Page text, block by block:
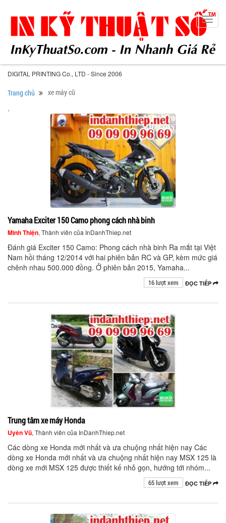
DIGITAL PRINTING Co., LTD - Since 2006
Trang chủ xe máy cũ
.
Yamaha Exciter 150 Camo phong cách nhà binh
Minh Thiện, Thành viên của InDanhThiep.net
Đánh giá Exciter 150 Camo: Phong cách nhà binh Ra mắt tại Việt
Nam hồi tháng 12/2014 với hai phiên bản RC và GP, kèm mức giá
chênh nhau 500.000 đồng. Ở phiên bản 2015, Yamaha...
ĐỌC TIẾP
16 lượt xem
Trung tâm xe máy Honda
Uyên Vũ, Thành viên của InDanhThiep.net
Các dòng xe Honda mới nhất và ưa chuộng nhất hiện nay Các
dòng xe Honda mới nhất và ưa chuộng nhất hiện nay MSX 125 là
dòng xe mới MSX 125 được thiết kế nhỏ gọn, hướng tới nhóm...
ĐỌC TIẾP
65 lượt xem